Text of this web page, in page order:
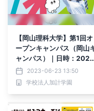
【岡山理科大学】第1回オ
ープンキャンパス（岡山
ャンパス）｜日時：2023
年6月25日（日）10:00～
15:00 開催！
2023-06-23 13:50
学校法人加計学園